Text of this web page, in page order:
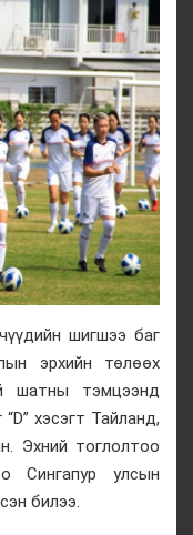
шигшээ баг
эрхийн төлөөх
шатны тэмцээнд
хэсэгт Тайланд,
Эхний тоглолтоо
Сингапур улсын
билээ.